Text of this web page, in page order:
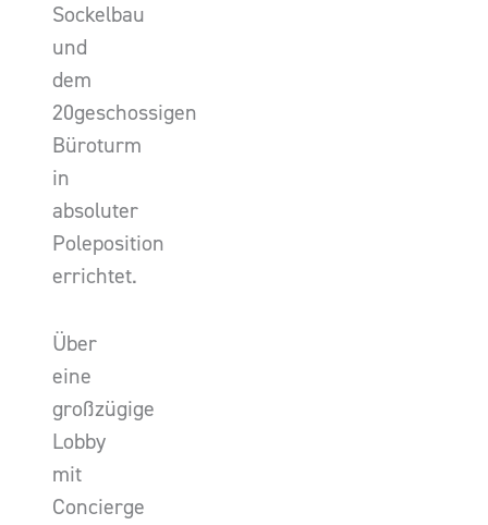
Sockelbau
und
dem
20geschossigen
Büroturm
in
absoluter
Poleposition
errichtet.
Über
eine
großzügige
Lobby
mit
Concierge